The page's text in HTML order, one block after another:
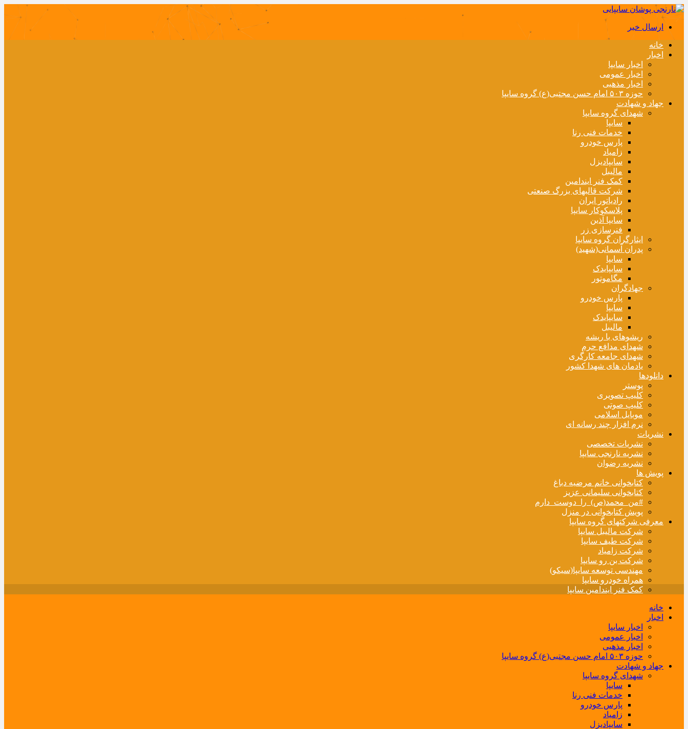
ارسال خبر
خانه
اخبار
اخبار سایپا
اخبار عمومی
اخبار مذهبی
حوزه ۵۰۳ امام حسن مجتبی(ع) گروه سایپا
جهاد و شهادت
شهدای گروه سایپا
سایپا
خدمات فنی رنا
پارس خودرو
زامیاد
سایپادیزل
مالیبل
کمک فنر ایندامین
شرکت قالبهای بزرگ صنعتی
رادیاتور ایران
پلاسکوکار سایپا
سایپا آذین
فنرسازی زر
ایثارگران گروه سایپا
پدران آسمانی(شهید)
سایپا
سایپایدک
مگاموتور
جهادگران
پارس خودرو
سایپا
سایپایدک
مالیبل
ریشوهای با ریشه
شهدای مدافع حرم
شهدای جامعه کارگری
یادمان های شهدا کشور
دانلودها
پوستر
کلیپ تصویری
کلیپ صوتی
موبایل اسلامی
نرم افزار چند رسانه ای
نشریات
نشریات تخصصی
نشریه نارنجی سایپا
نشریه رضوان
پویش ها
کتابخوانی خانم مرضیه دباغ
کتابخوانی سلیمانی عزیز
#من_محمد(ص)_را_دوست_دارم
پویش کتابخوانی در منزل
معرفی شرکتهای گروه سایپا
شرکت مالیبل سایپا
شرکت طیف سایپا
شرکت زامیاد
شرکت بن رو سایپا
مهندسی توسعه سایپا(سیکو)
همراه خودرو سایپا
کمک فنر ایندامین سایپا
خانه
اخبار
اخبار سایپا
اخبار عمومی
اخبار مذهبی
حوزه ۵۰۳ امام حسن مجتبی(ع) گروه سایپا
جهاد و شهادت
شهدای گروه سایپا
سایپا
خدمات فنی رنا
پارس خودرو
زامیاد
سایپادیزل